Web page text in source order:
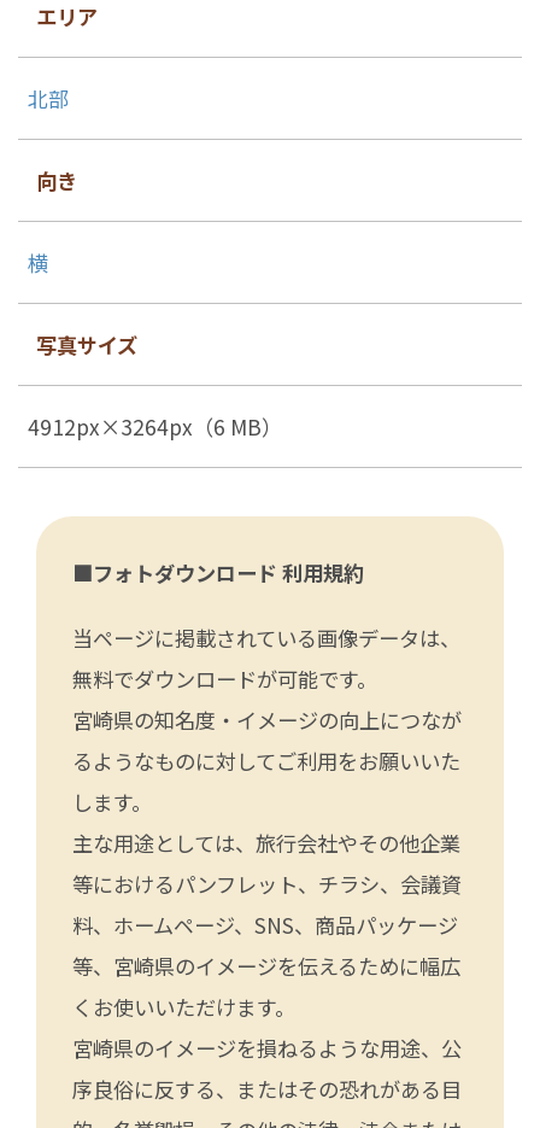
エリア
北部
向き
横
写真サイズ
4912px×3264px（6 MB）
■フォトダウンロード 利用規約
当ページに掲載されている画像データは、
無料でダウンロードが可能です。
宮崎県の知名度・イメージの向上につなが
るようなものに対してご利用をお願いいた
します。
主な用途としては、旅行会社やその他企業
等におけるパンフレット、チラシ、会議資
料、ホームページ、SNS、商品パッケージ
等、宮崎県のイメージを伝えるために幅広
くお使いいただけます。
宮崎県のイメージを損ねるような用途、公
序良俗に反する、またはその恐れがある目